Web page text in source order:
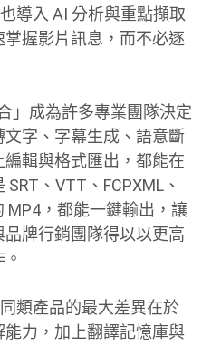
導入 AI 分析與重點擷取
握影片訊息，而不必逐
」成為許多專業團隊決定
字、字幕生成、語意斷
輯與格式匯出，都能在
、VTT、FCPXML、
MP4，都能一鍵輸出，讓
牌行銷團隊得以以更高
類產品的最大差異在於
力，加上翻譯記憶庫與